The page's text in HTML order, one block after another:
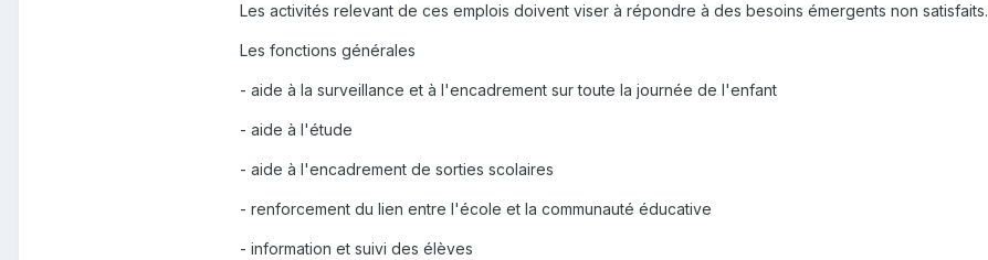
Les activités relevant de ces emplois doivent viser à répondre à des besoins émergents non satisfaits.
Les fonctions générales
- aide à la surveillance et à l'encadrement sur toute la journée de l'enfant
- aide à l'étude
- aide à l'encadrement de sorties scolaires
- renforcement du lien entre l'école et la communauté éducative
- information et suivi des élèves